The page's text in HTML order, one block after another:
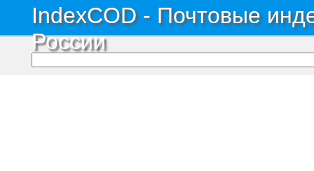
IndexCOD - Почтовые
России